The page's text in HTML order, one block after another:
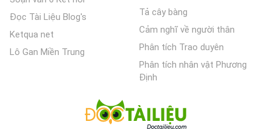
Đọc Tài Liệu Blog's
Ketqua net
Lô Gan Miền Trung
Tả cây bàng
Cảm nghĩ về người thân
Phân tích Trao duyên
Phân tích nhân vật Phương
Định